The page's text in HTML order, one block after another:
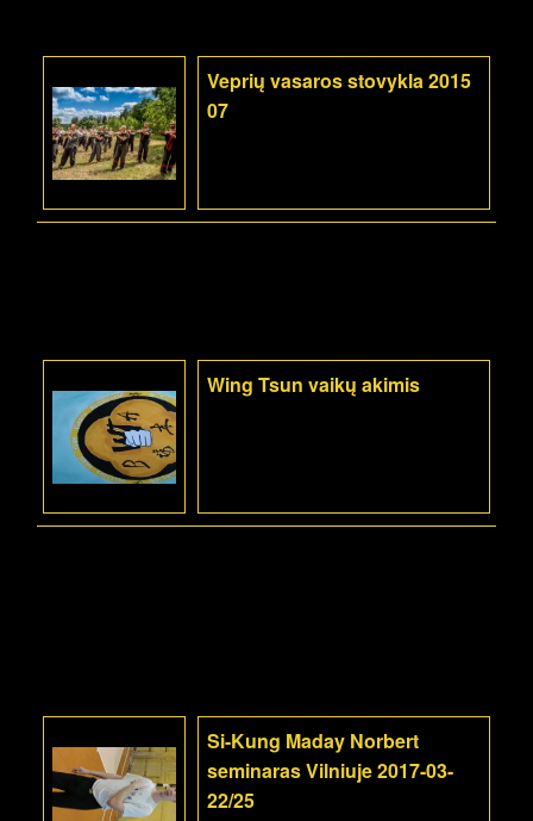
Veprių vasaros stovykla 2015
07
Wing Tsun vaikų akimis
Si-Kung Maday Norbert
seminaras Vilniuje 2017-03-
22/25